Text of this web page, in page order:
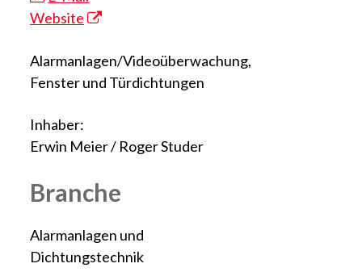
Website
Alarmanlagen/Videoüberwachung,
Fenster und Türdichtungen
Inhaber:
Erwin Meier / Roger Studer
Branche
Alarmanlagen und
Dichtungstechnik